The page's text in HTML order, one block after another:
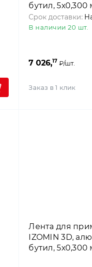
бутил, 5х0,300
Коричневый,
Срок доставки:
В наличии 20 шт.
7 026,17 ₽/шт.
Заказ в 1 клик
Лента для
IZOMIN 3D,
бутил,